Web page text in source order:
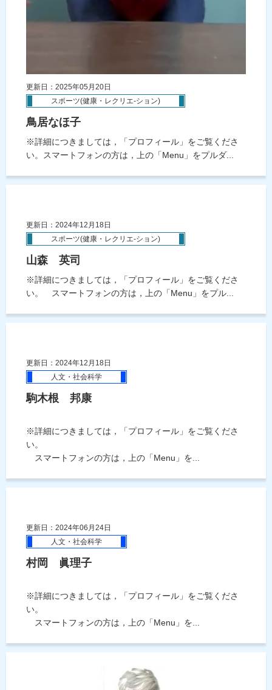
更新日：2025年05月20日
スポーツ(健康・レクリエ-ション)
鳥居なほ子
※詳細につきましては，「プロフィール」をご覧くださ
い。スマートフォンの方は，上の「Menu」をプルダ...
更新日：2024年12月18日
スポーツ(健康・レクリエ-ション)
山森 英司
※詳細につきましては，「プロフィール」をご覧くださ
い。 スマートフォンの方は，上の「Menu」をプル...
更新日：2024年12月18日
人文・社会科学
駒木根 邦康
※詳細につきましては，「プロフィール」をご覧くださ
い。
スマートフォンの方は，上の「Menu」を...
更新日：2024年06月24日
人文・社会科学
村岡 眞理子
※詳細につきましては，「プロフィール」をご覧くださ
い。
スマートフォンの方は，上の「Menu」を...